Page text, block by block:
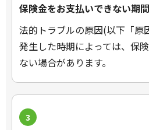
保険金をお支払いできない期
法的トラブルの原因(以下「原
発生した時期によっては、保
ない場合があります。
3